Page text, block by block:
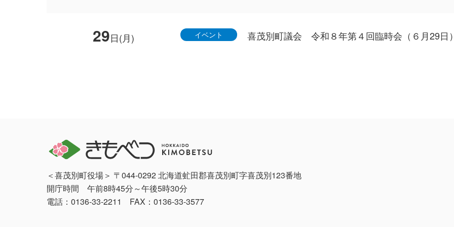
29日(月) イベント 喜茂別町議会 令和８年第４回臨時会（６月29日
＜喜茂別町役場＞ 〒044-0292 北海道虻田郡喜茂別町字喜茂別123番地
開庁時間 午前8時45分～午後5時30分
電話：0136-33-2211 FAX：0136-33-3577